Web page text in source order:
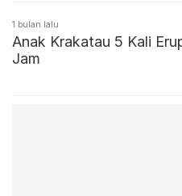
1 bulan lalu
Anak Krakatau 5 Kali
Jam